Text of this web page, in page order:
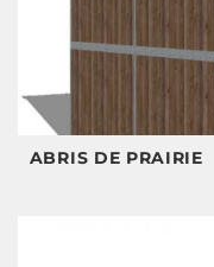
ABRIS DE PRAIRIE